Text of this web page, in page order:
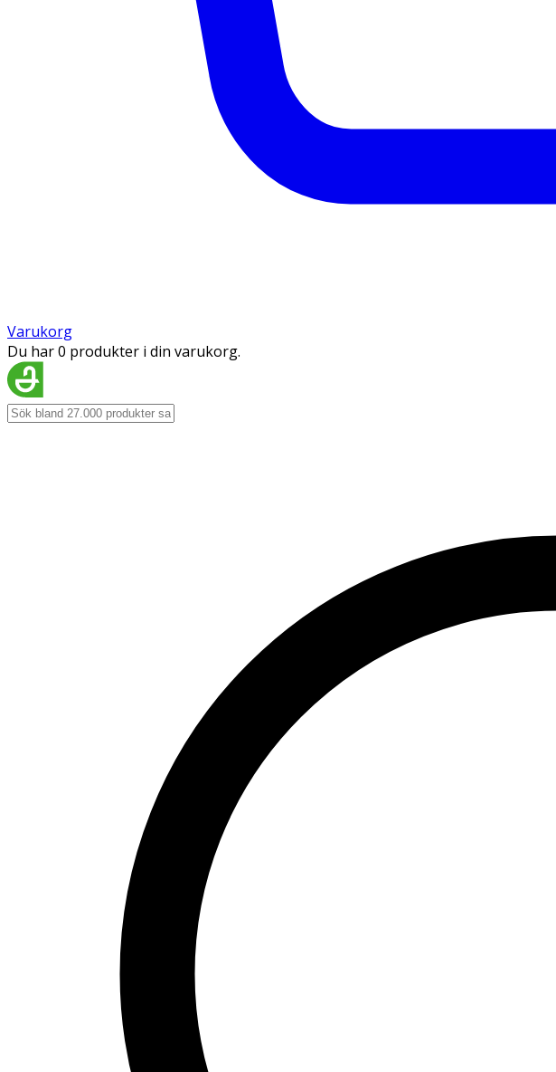
Varukorg
Du har 0 produkter i din varukorg.